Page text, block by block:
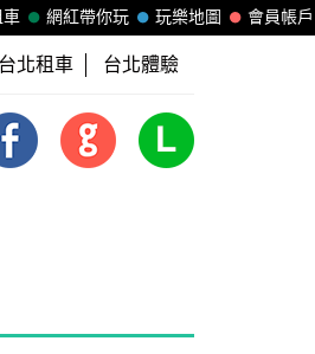
會員帳戶
玩樂地圖
網紅帶你玩
車
台北租車 台北體驗